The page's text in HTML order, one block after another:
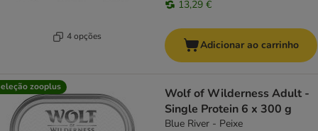
4 opções
13,29 €
Adicionar ao carrinho
zooplus
Wolf of Wilderness Adult -
Single Protein 6 x 300 g
Blue River - Peixe